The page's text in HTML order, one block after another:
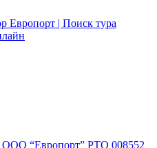
ООО “Европорт” РТО 008552